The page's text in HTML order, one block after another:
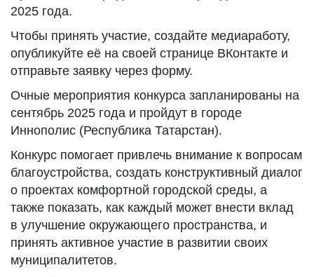
2025 года.
Чтобы принять участие, создайте медиаработу,
опубликуйте её на своей странице ВКонтакте и
отправьте заявку через форму.
Очные мероприятия конкурса запланированы на
сентябрь 2025 года и пройдут в городе
Иннополис (Республика Татарстан).
Конкурс помогает привлечь внимание к вопросам
благоустройства, создать конструктивный диалог
о проектах комфортной городской среды, а
также показать, как каждый может внести вклад
в улучшение окружающего пространства, и
принять активное участие в развитии своих
муниципалитетов.